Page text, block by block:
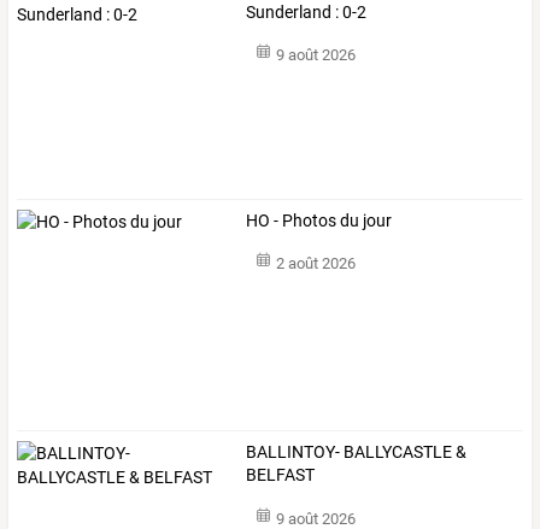
Sunderland : 0-2
9 août 2026
HO - Photos du jour
2 août 2026
BALLINTOY- BALLYCASTLE &
BELFAST
9 août 2026